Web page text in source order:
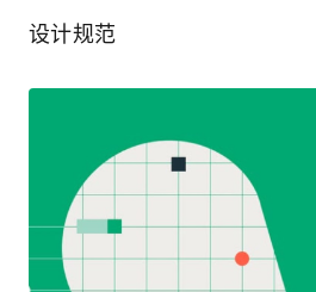
设计规范